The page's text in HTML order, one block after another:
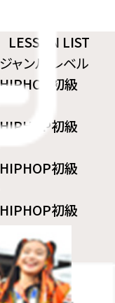
LESSON LIST
ジャンル
レベル
HIPHOP 初級
HIPHOP初級
HIPHOP初級
HIPHOP初級